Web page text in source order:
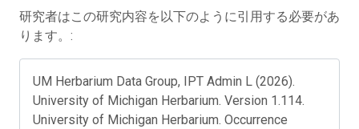
研究者はこの研究内容を以下のように引用する必要があ
ります。:
UM Herbarium Data Group, IPT Admin L (2026).
University of Michigan Herbarium. Version 1.114.
University of Michigan Herbarium. Occurrence